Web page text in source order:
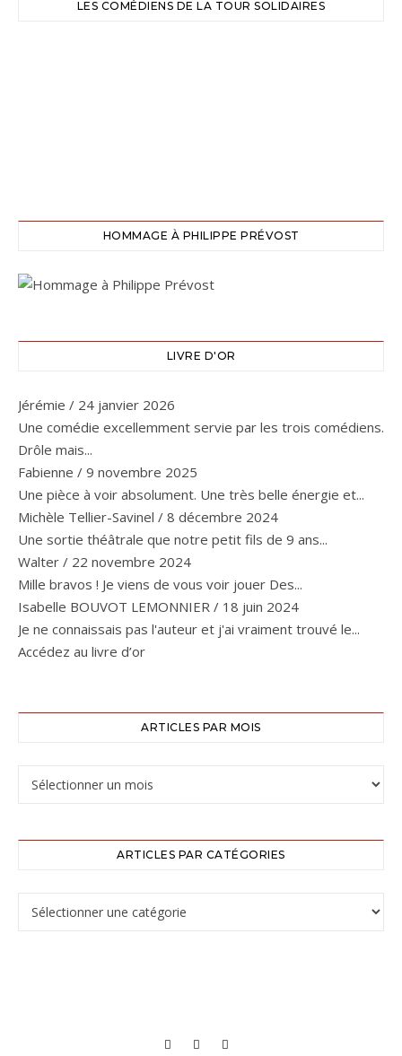
LES COMÉDIENS DE LA TOUR SOLIDAIRES
HOMMAGE À PHILIPPE PRÉVOST
LIVRE D'OR
Jérémie / 24 janvier 2026
Une comédie excellemment servie par les trois comédiens.
Drôle mais...
Fabienne / 9 novembre 2025
Une pièce à voir absolument. Une très belle énergie et...
Michèle Tellier-Savinel / 8 décembre 2024
Une sortie théâtrale que notre petit fils de 9 ans...
Walter / 22 novembre 2024
Mille bravos ! Je viens de vous voir jouer Des...
Isabelle BOUVOT LEMONNIER / 18 juin 2024
Je ne connaissais pas l'auteur et j'ai vraiment trouvé le...
Accédez au livre d’or
ARTICLES PAR MOIS
ARTICLES PAR CATÉGORIES